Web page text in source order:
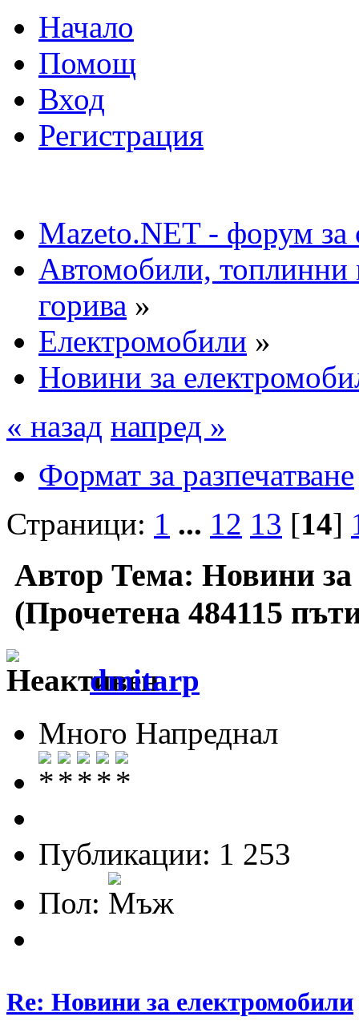
Начало
Помощ
Вход
Регистрация
Mazeto.NET - форум за
Автомобили,
горива »
Електромобили »
Новини за
« назад напред »
Формат за разпечатване
Страници: 1 ... 12 13 [14]
Автор Тема: Новини за
(Прочетена 484115
dmitarp
Много Напреднал
Публикации: 1 253
Пол:
Re: Новини за електромобили